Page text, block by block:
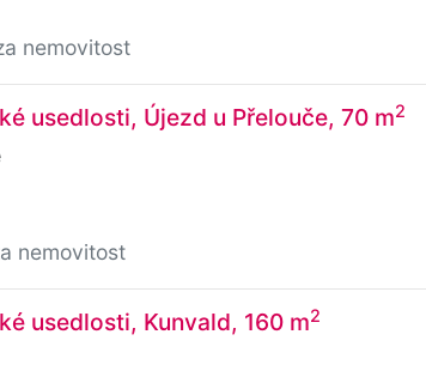
nemovitost
usedlosti, Újezd u Přelouče, 70 m2
nemovitost
usedlosti, Kunvald, 160 m2